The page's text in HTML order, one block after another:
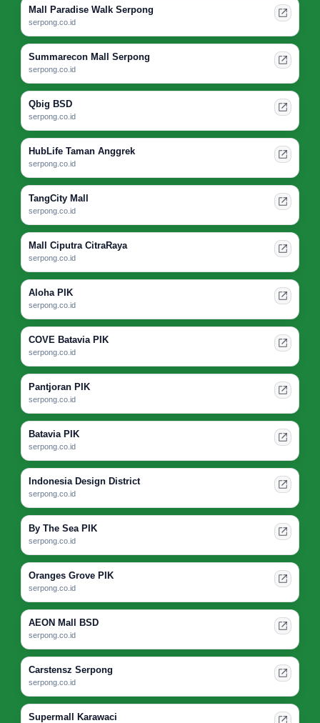
Mall Paradise Walk Serpong
serpong.co.id
Summarecon Mall Serpong
serpong.co.id
Qbig BSD
serpong.co.id
HubLife Taman Anggrek
serpong.co.id
TangCity Mall
serpong.co.id
Mall Ciputra CitraRaya
serpong.co.id
Aloha PIK
serpong.co.id
COVE Batavia PIK
serpong.co.id
Pantjoran PIK
serpong.co.id
Batavia PIK
serpong.co.id
Indonesia Design District
serpong.co.id
By The Sea PIK
serpong.co.id
Oranges Grove PIK
serpong.co.id
AEON Mall BSD
serpong.co.id
Carstensz Serpong
serpong.co.id
Supermall Karawaci